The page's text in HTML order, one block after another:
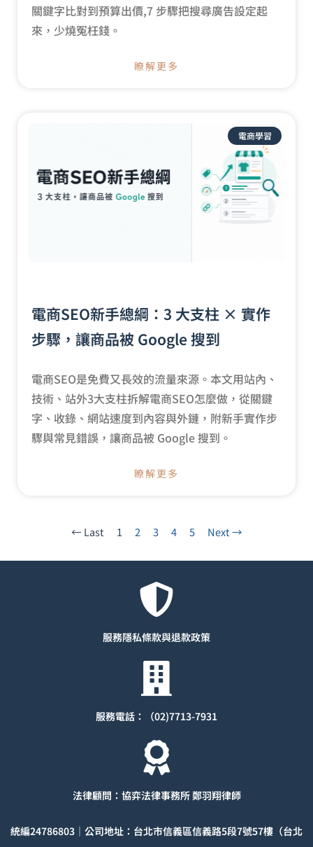
關鍵字比對到預算出價,7 步驟把搜尋廣告設定起
來，少燒冤枉錢。
瞭解更多
電商學習
電商SEO新手總綱：3 大支柱 × 實作
步驟，讓商品被 Google 搜到
電商SEO是免費又長效的流量來源。本文用站內、
技術、站外3大支柱拆解電商SEO怎麼做，從關鍵
字、收錄、網站速度到內容與外鏈，附新手實作步
驟與常見錯誤，讓商品被 Google 搜到。
瞭解更多
← Last 1 2 3 4 5 Next →
服務隱私條款與退款政策
服務電話：（02)7713-7931
法律顧問：協弈法律事務所 鄭羽翔律師
統編24786803 ｜公司地址：台北市信義區信義路5段7號57樓（台北